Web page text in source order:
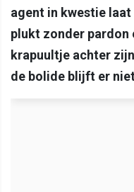
agent in kwestie
plukt zonder pardon
krapuultje achter
de bolide blijft er